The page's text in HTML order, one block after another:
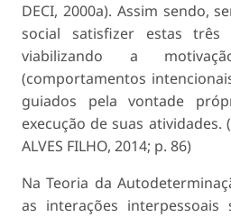
DECI, 2000a). Assim sendo,
social satisfizer estas três
viabilizando a
(comportamentos
guiados pela vontade
execução de suas atividades.
ALVES FILHO, 2014; p. 86)
Na Teoria da
as interações